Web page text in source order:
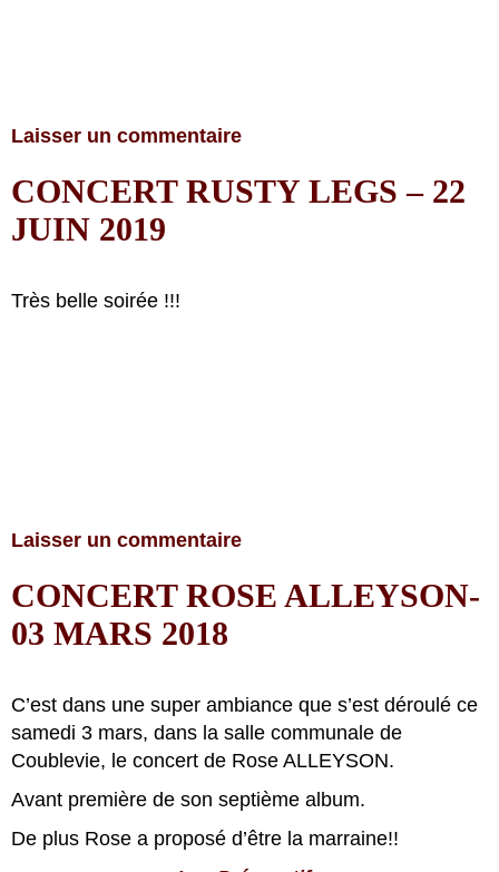
Laisser un commentaire
CONCERT RUSTY LEGS – 22
JUIN 2019
Très belle soirée !!!
Laisser un commentaire
CONCERT ROSE ALLEYSON-
03 MARS 2018
C’est dans une super ambiance que s’est déroulé ce
samedi 3 mars, dans la salle communale de
Coublevie, le concert de Rose ALLEYSON.
Avant première de son septième album.
De plus Rose a proposé d’être la marraine!!